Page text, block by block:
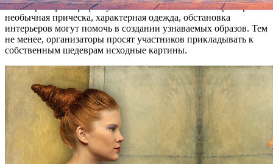
Некоторые фотографии уже выложены в качестве примеров:
необычная прическа, характерная одежда, обстановка
интерьеров могут помочь в создании узнаваемых образов. Тем
не менее, организаторы просят участников прикладывать к
собственным шедеврам исходные картины.